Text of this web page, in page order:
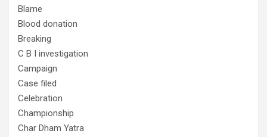
Blame
Blood donation
Breaking
C B I investigation
Campaign
Case filed
Celebration
Championship
Char Dham Yatra